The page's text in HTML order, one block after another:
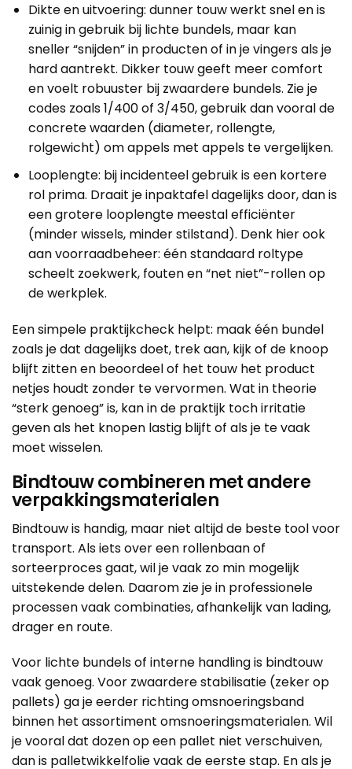
Dikte en uitvoering: dunner touw werkt snel en is
zuinig in gebruik bij lichte bundels, maar kan
sneller “snijden” in producten of in je vingers als je
hard aantrekt. Dikker touw geeft meer comfort
en voelt robuuster bij zwaardere bundels. Zie je
codes zoals 1/400 of 3/450, gebruik dan vooral de
concrete waarden (diameter, rollengte,
rolgewicht) om appels met appels te vergelijken.
Looplengte: bij incidenteel gebruik is een kortere
rol prima. Draait je inpaktafel dagelijks door, dan is
een grotere looplengte meestal efficiënter
(minder wissels, minder stilstand). Denk hier ook
aan voorraadbeheer: één standaard roltype
scheelt zoekwerk, fouten en “net niet”-rollen op
de werkplek.
Een simpele praktijkcheck helpt: maak één bundel
zoals je dat dagelijks doet, trek aan, kijk of de knoop
blijft zitten en beoordeel of het touw het product
netjes houdt zonder te vervormen. Wat in theorie
“sterk genoeg” is, kan in de praktijk toch irritatie
geven als het knopen lastig blijft of als je te vaak
moet wisselen.
Bindtouw combineren met andere
verpakkingsmaterialen
Bindtouw is handig, maar niet altijd de beste tool voor
transport. Als iets over een rollenbaan of
sorteerproces gaat, wil je vaak zo min mogelijk
uitstekende delen. Daarom zie je in professionele
processen vaak combinaties, afhankelijk van lading,
drager en route.
Voor lichte bundels of interne handling is bindtouw
vaak genoeg. Voor zwaardere stabilisatie (zeker op
pallets) ga je eerder richtingomsnoeringsband
binnen het assortiment omsnoeringsmaterialen. Wil
je vooral dat dozen op een pallet niet verschuiven,
dan is palletwikkelfolievaak de eerste stap. En als je